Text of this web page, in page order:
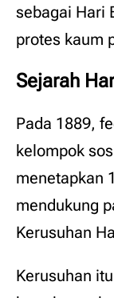
sebagai Hari
protes kaum
Sejarah
Pada 1889,
kelompok
menetapkan
mendukung
Kerusuhan
Kerusuhan